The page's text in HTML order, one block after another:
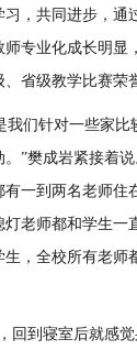
，共同进步，通
专业化成长明显
省级教学比赛荣
们针对一些家比
”樊成岩紧接着
一到两名老师住
老师都和学生一
，全校所有老师
到寝室后就感觉